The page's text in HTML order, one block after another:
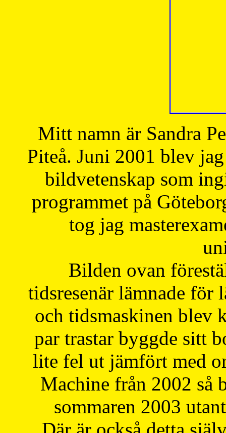
Mitt namn är Sandra
Piteå. Juni 2001 blev
bildvetenskap som
programmet på
tog jag
Bilden ovan
tidsresenär lämnade för
och tidsmaskinen blev
par trastar byggde sitt
lite fel ut jämfört med
Machine från 2002 så
sommaren 2003